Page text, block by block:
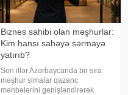
Biznes sahibi olan məşhurlar:
Kim hansı sahəyə sərmayə
yatırıb?
Son illər Azərbaycanda bir sıra
məşhur simalar qazanc
mənbələrini genişləndirərək